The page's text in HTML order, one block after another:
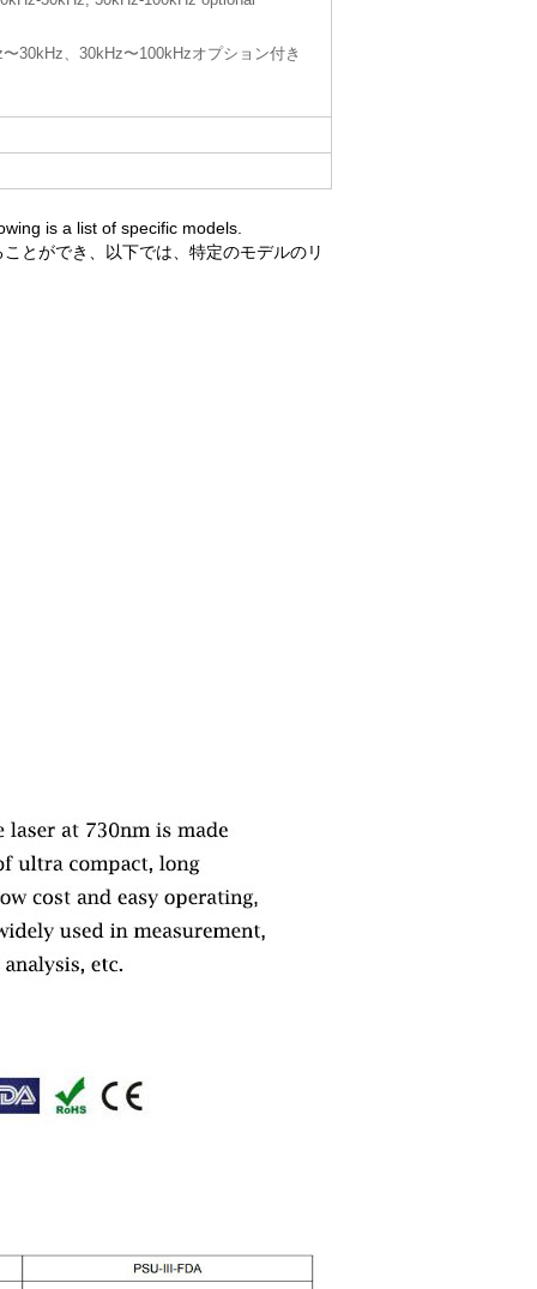
30kHz、30kHz〜100kHzオプション付き
is a list of specific models.
とができ、以下では、特定のモデルのリ